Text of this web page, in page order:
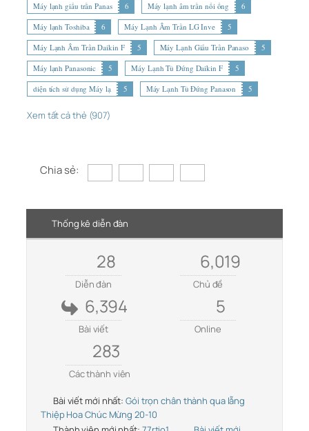
Máy lạnh giấu trần Panas
6 Máy lạnh âm trần nối ống
6
Máy lạnh Toshiba
6 Máy Lạnh Âm Trần LG Inve
5
Máy Lạnh Âm Trần Daikin F
5 Máy Lạnh Giấu Trần Panaso
5
Máy lạnh Panasonic
5 Máy Lạnh Tủ Đứng Daikin F
5
diện tích sử dụng Máy lạ
5 Máy Lạnh Tủ Đứng Panason 5
Xem tất cả thẻ (907)
Chia sẻ:
Thống kê diễn đàn
28
Diễn đàn
6,019
Chủ đề
6,394
Bài viết
5
Online
283
Các thành viên
Bài viết mới nhất: Gói trọn chân thành qua lẵng
Thiệp Hoa Chúc Mừng 20-10